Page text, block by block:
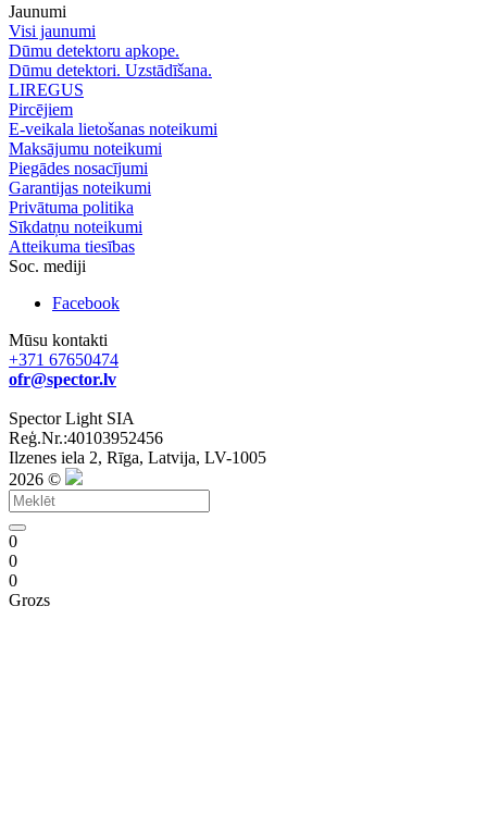
Jaunumi
Visi jaunumi
Dūmu detektoru apkope.
Dūmu detektori. Uzstādīšana.
LIREGUS
Pircējiem
E-veikala lietošanas noteikumi
Maksājumu noteikumi
Piegādes nosacījumi
Garantijas noteikumi
Privātuma politika
Sīkdatņu noteikumi
Atteikuma tiesības
Soc. mediji
Facebook
Mūsu kontakti
+371 67650474
ofr@spector.lv
Spector Light SIA
Reģ.Nr.:40103952456
Ilzenes iela 2, Rīga, Latvija, LV-1005
2026 ©
0
0
0
Grozs